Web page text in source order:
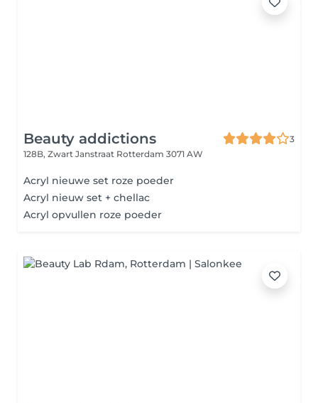
Beauty addictions
3
128B, Zwart Janstraat Rotterdam 3071 AW
Acryl nieuwe set roze poeder
Acryl nieuw set + chellac
Acryl opvullen roze poeder